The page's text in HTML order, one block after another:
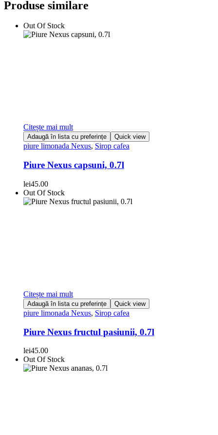
Produse similare
Out Of Stock
Citește mai mult
Adaugă în lista cu preferințe Quick view
piure limonada Nexus, Sirop cafea
Piure Nexus capsuni, 0.7l
lei45.00
Out Of Stock
Citește mai mult
Adaugă în lista cu preferințe Quick view
piure limonada Nexus, Sirop cafea
Piure Nexus fructul pasiunii, 0.7l
lei45.00
Out Of Stock